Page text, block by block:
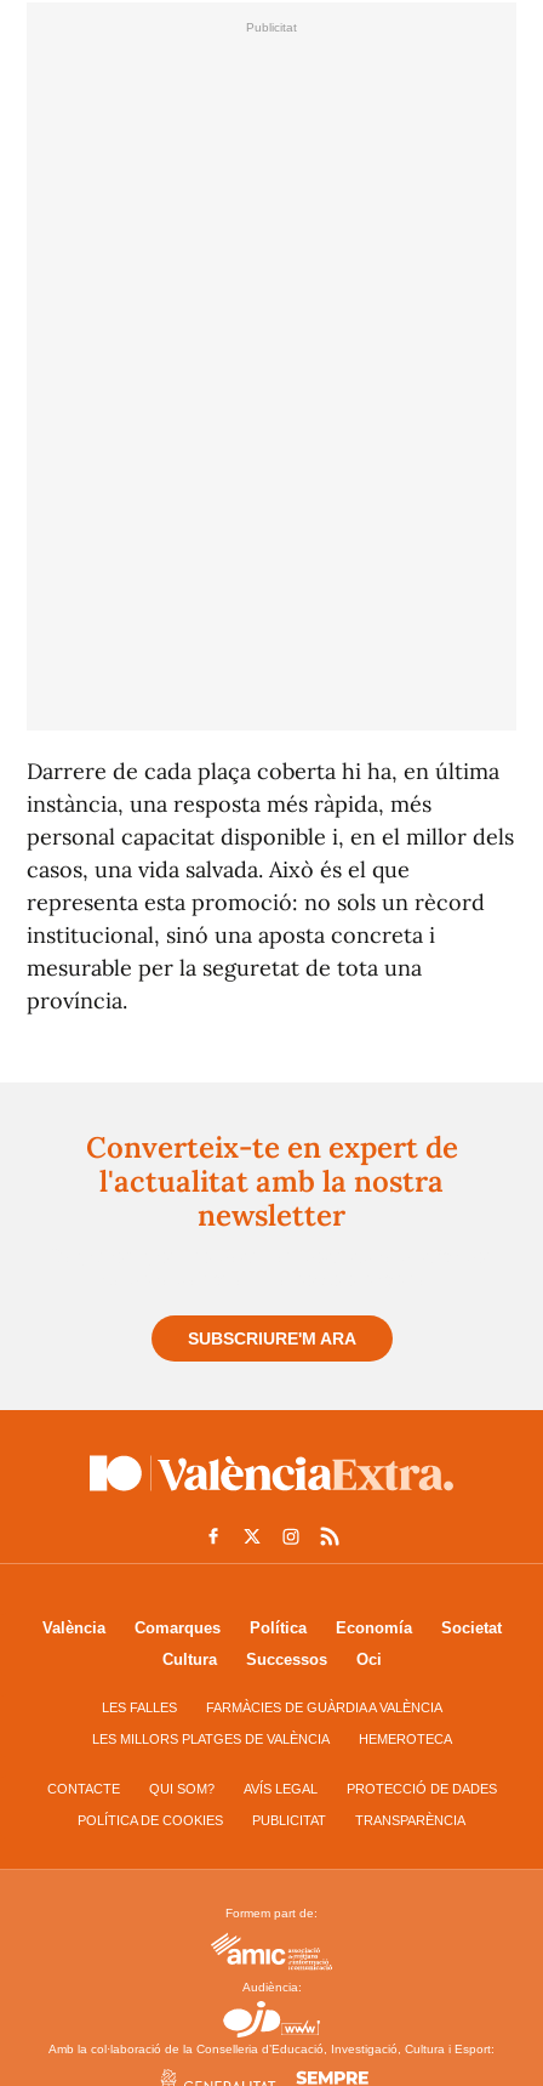
Darrere de cada plaça coberta hi ha, en última
instància, una resposta més ràpida, més
personal capacitat disponible i, en el millor dels
casos, una vida salvada. Això és el que
representa esta promoció: no sols un rècord
institucional, sinó una aposta concreta i
mesurable per la seguretat de tota una
província.
Converteix-te en expert de
l'actualitat amb la nostra
newsletter
SUBSCRIURE'M ARA
València Comarques Política Economía
Societat
Cultura
Successos Oci
LES FALLES FARMÀCIES DE GUÀRDIA A VALÈNCIA
LES MILLORS PLATGES DE VALÈNCIA HEMEROTECA
CONTACTE QUI SOM? AVÍS LEGAL PROTECCIÓ DE DADES
POLÍTICA DE COOKIES PUBLICITAT TRANSPARÈNCIA
Formem part de:
Audiència:
Amb la col·laboració de la Conselleria d’Educació, Investigació, Cultura i Esport: